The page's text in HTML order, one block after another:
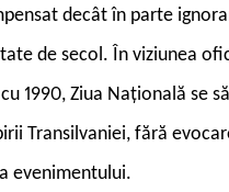
decât în parte
de secol. În viziunea
1990, Ziua Națională se
Transilvaniei, fără
evenimentului.